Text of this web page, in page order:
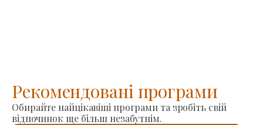
Рекомендовані програми
Обирайте найцікавіші програми та зробіть свій
відпочинок ще більш незабутнім.